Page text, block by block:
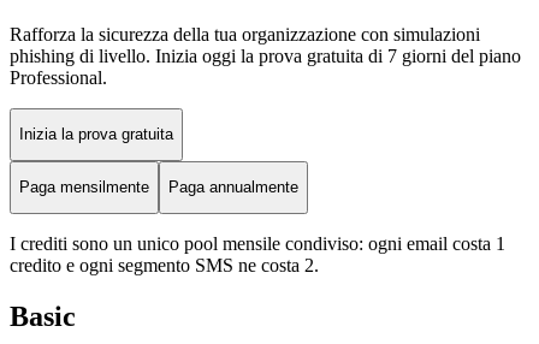
Rafforza la sicurezza della tua organizzazione con simulazioni
phishing di livello. Inizia oggi la prova gratuita di 7 giorni del piano
Professional.
Inizia la prova gratuita
Paga mensilmente Paga annualmente
I crediti sono un unico pool mensile condiviso: ogni email costa 1
credito e ogni segmento SMS ne costa 2.
Basic